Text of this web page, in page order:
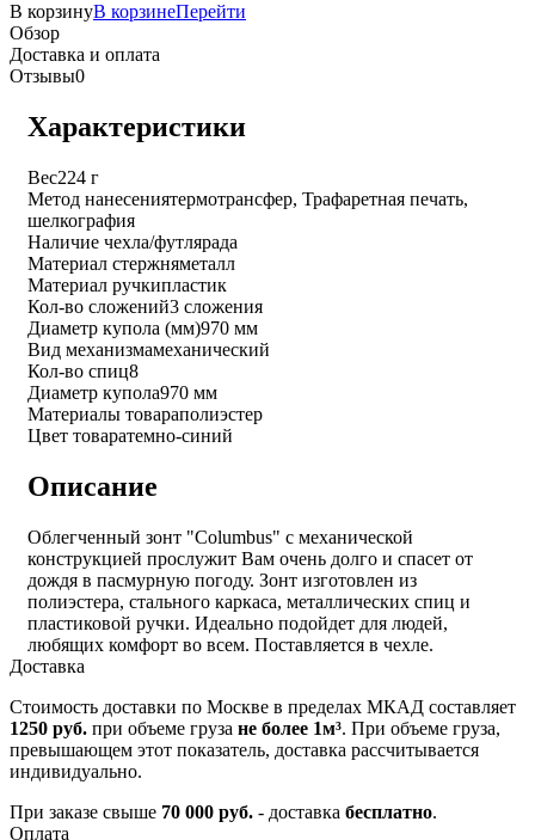
В корзинуВ корзинеПерейти
Обзор
Доставка и оплата
Отзывы0
Характеристики
Вес224 г
Метод нанесениятермотрансфер, Трафаретная печать,
шелкография
Наличие чехла/футлярада
Материал стержняметалл
Материал ручкипластик
Кол-во сложений3 сложения
Диаметр купола (мм)970 мм
Вид механизмамеханический
Кол-во спиц8
Диаметр купола970 мм
Материалы товараполиэстер
Цвет товаратемно-синий
Описание
Облегченный зонт "Columbus" с механической
конструкцией прослужит Вам очень долго и спасет от
дождя в пасмурную погоду. Зонт изготовлен из
полиэстера, стального каркаса, металлических спиц и
пластиковой ручки. Идеально подойдет для людей,
любящих комфорт во всем. Поставляется в чехле.
Доставка
Стоимость доставки по Москве в пределах МКАД составляет
1250 руб. при объеме груза не более 1м³. При объеме груза,
превышающем этот показатель, доставка рассчитывается
индивидуально.
При заказе свыше 70 000 руб. - доставка бесплатно.
Оплата